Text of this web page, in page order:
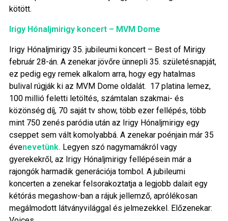
kötött.
Irigy Hónaljmirigy koncert – MVM Dome
Irigy Hónaljmirigy 35. jubileumi koncert – Best of Mirigy
február 28-án. A zenekar jövőre ünnepli 35. születésnapját,
ez pedig egy remek alkalom arra, hogy egy hatalmas
bulival rúgják ki az MVM Dome oldalát. 17 platina lemez,
100 millió feletti letöltés, számtalan szakmai- és
közönség díj, 70 saját tv show, több ezer fellépés, több
mint 750 zenés paródia után az Irigy Hónaljmirigy egy
cseppet sem vált komolyabbá. A zenekar poénjain már 35
évenevetünk. Legyen szó nagymamákról vagy
gyerekekről, az Irigy Hónaljmirigy fellépésein már a
rajongók harmadik generációja tombol. A jubileumi
koncerten a zenekar felsorakoztatja a legjobb dalait egy
kétórás megashow-ban a rájuk jellemző, aprólékosan
megálmodott látványvilággal és jelmezekkel. Előzenekar: